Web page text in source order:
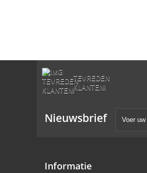
TEVREDEN
KLANTEN!
Nieuwsbrief
Informatie